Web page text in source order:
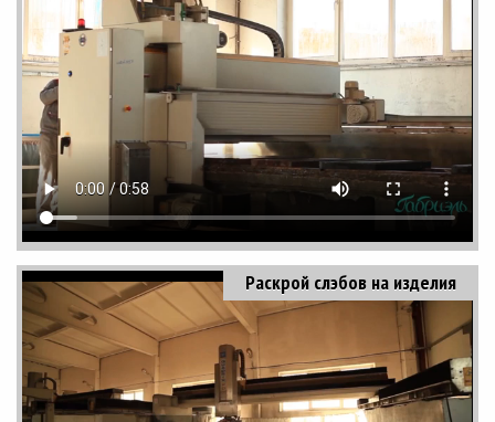
Раскрой слэбов на изделия